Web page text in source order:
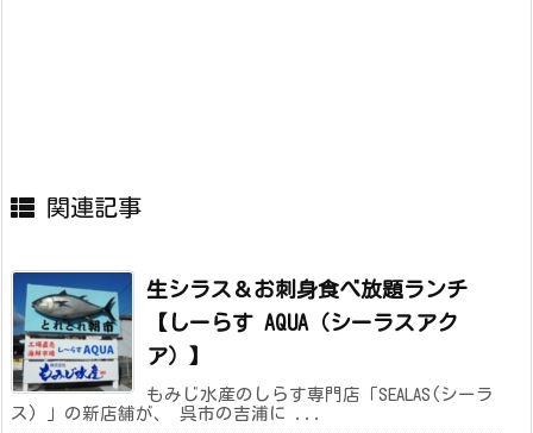
関連記事
生シラス＆お刺身食べ放題ランチ
【しーらす AQUA（シーラスアク
ア）】
もみじ水産のしらす専門店「SEALAS(シーラ
ス) 」の新店舗が、 呉市の吉浦に ...